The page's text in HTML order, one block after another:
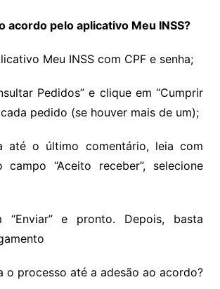
acordo pelo aplicativo Meu INSS?
Meu INSS com CPF e senha;
Pedidos” e clique em “Cumprir
pedido (se houver mais de um);
até o último comentário, leia com
“Aceito receber”, selecione
e pronto. Depois, basta
o processo até a adesão ao acordo?